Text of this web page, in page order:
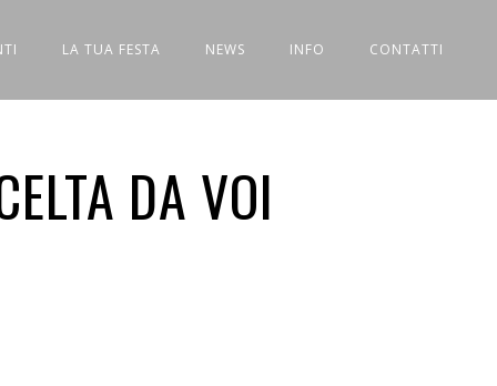
LA TUA FESTA NEWS INFO CONTATTI
DA VOI